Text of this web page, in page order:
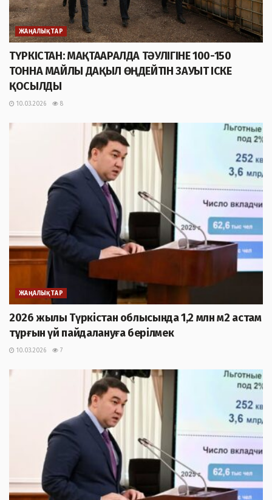
ЖАҢАЛЫҚТАР
ТҮРКІСТАН: МАҚТААРАЛДА ТӘУЛІГІНЕ 100-150
ТОННА МАЙЛЫ ДАҚЫЛ ӨҢДЕЙТІН ЗАУЫТ ІСКЕ
ҚОСЫЛДЫ
10.03.2026 8
ЖАҢАЛЫҚТАР
2026 жылы Түркістан облысында 1,2 млн м2 астам
тұрғын үй пайдалануға берілмек
10.03.2026 7